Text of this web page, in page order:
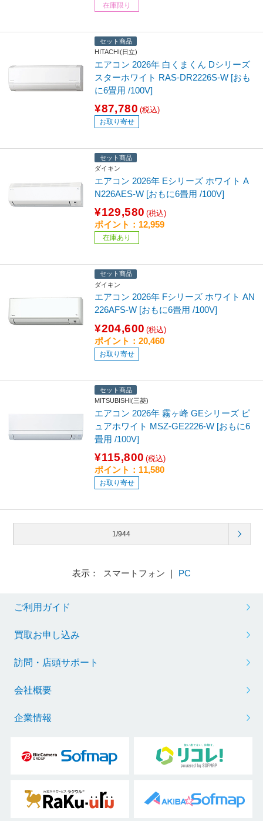
在庫限り
セット商品
HITACHI(日立)
エアコン 2026年 白くまくん Dシリーズ
スターホワイト RAS-DR2226S-W [おも
に6畳用 /100V]
¥87,780 (税込)
お取り寄せ
セット商品
ダイキン
エアコン 2026年 Eシリーズ ホワイト A
N226AES-W [おもに6畳用 /100V]
¥129,580 (税込)
ポイント：12,959
在庫あり
セット商品
ダイキン
エアコン 2026年 Fシリーズ ホワイト AN
226AFS-W [おもに6畳用 /100V]
¥204,600 (税込)
ポイント：20,460
お取り寄せ
セット商品
MITSUBISHI(三菱)
エアコン 2026年 霧ヶ峰 GEシリーズ ピ
ュアホワイト MSZ-GE2226-W [おもに6
畳用 /100V]
¥115,800 (税込)
ポイント：11,580
お取り寄せ
1/944
表示： スマートフォン ｜ PC
ご利用ガイド
買取お申し込み
訪問・店頭サポート
会社概要
企業情報